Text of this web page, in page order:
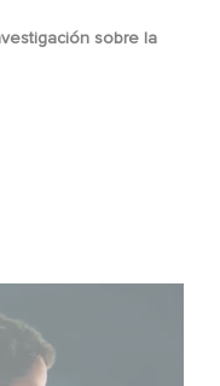
sobre la
Netflix de series no